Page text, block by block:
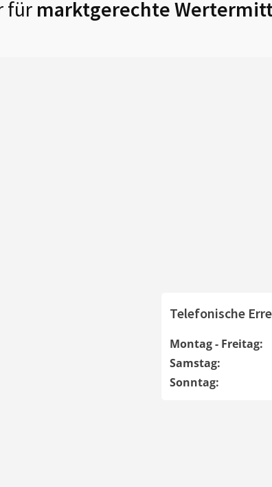
fürmarktgerechte
Telefonische
Montag - Freitag:
Samstag:
Sonntag: